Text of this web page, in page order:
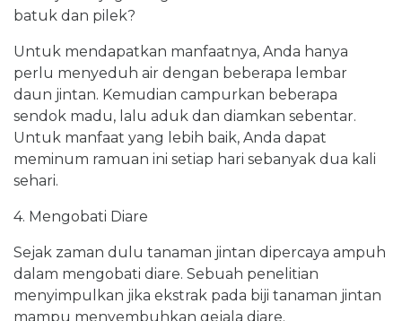
batuk dan pilek?
Untuk mendapatkan manfaatnya, Anda hanya
perlu menyeduh air dengan beberapa lembar
daun jintan. Kemudian campurkan beberapa
sendok madu, lalu aduk dan diamkan sebentar.
Untuk manfaat yang lebih baik, Anda dapat
meminum ramuan ini setiap hari sebanyak dua kali
sehari.
4. Mengobati Diare
Sejak zaman dulu tanaman jintan dipercaya ampuh
dalam mengobati diare. Sebuah penelitian
menyimpulkan jika ekstrak pada biji tanaman jintan
mampu menyembuhkan gejala diare.